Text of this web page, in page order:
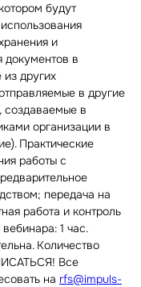
будут
и
документов в
других
в другие
создаваемые в
организации в
Практические
работы с
передача на
работа и контроль
1 час.
Количество
Все
на rfs@impuls-